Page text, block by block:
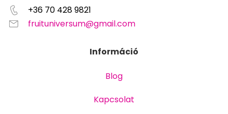
+36 70 428 9821
fruituniversum@gmail.com
Információ
Blog
Kapcsolat